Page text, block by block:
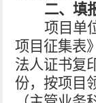
二、填
项目单
项目征集表
法人证书复
份，按项目